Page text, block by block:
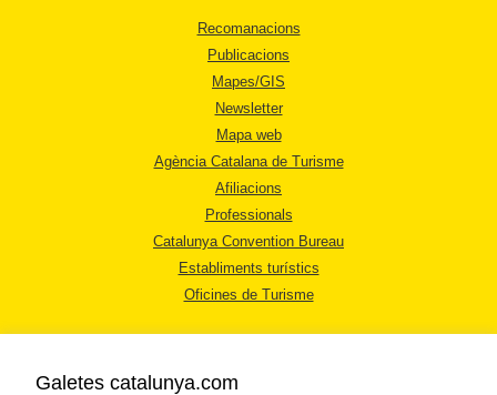
Recomanacions
Publicacions
Mapes/GIS
Newsletter
Mapa web
Agència Catalana de Turisme
Afiliacions
Professionals
Catalunya Convention Bureau
Establiments turístics
Oficines de Turisme
Galetes catalunya.com